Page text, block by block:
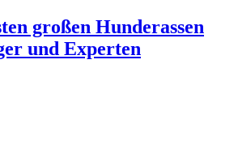
großen Hunderassen
und Experten